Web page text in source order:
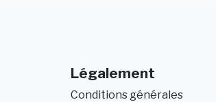
Légalement
Conditions générales